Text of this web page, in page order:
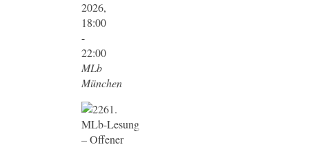
2026,
18:00
-
22:00
MLb
München